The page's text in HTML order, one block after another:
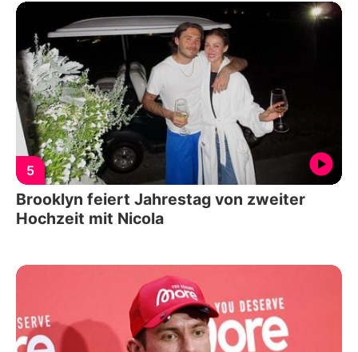
5
Brooklyn feiert Jahrestag von zweiter
Hochzeit mit Nicola